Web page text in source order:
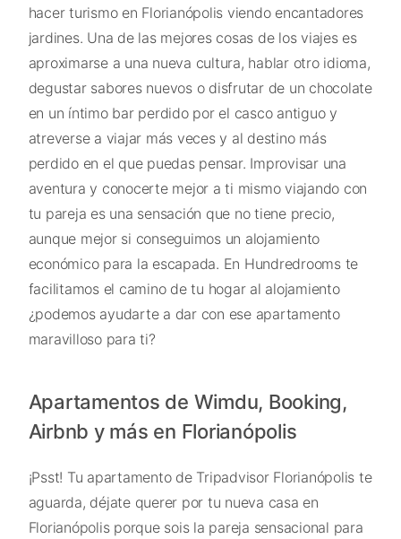
hacer turismo en Florianópolis viendo encantadores
jardines. Una de las mejores cosas de los viajes es
aproximarse a una nueva cultura, hablar otro idioma,
degustar sabores nuevos o disfrutar de un chocolate
en un íntimo bar perdido por el casco antiguo y
atreverse a viajar más veces y al destino más
perdido en el que puedas pensar. Improvisar una
aventura y conocerte mejor a ti mismo viajando con
tu pareja es una sensación que no tiene precio,
aunque mejor si conseguimos un alojamiento
económico para la escapada. En Hundredrooms te
facilitamos el camino de tu hogar al alojamiento
¿podemos ayudarte a dar con ese apartamento
maravilloso para ti?
Apartamentos de Wimdu, Booking,
Airbnb y más en Florianópolis
¡Psst! Tu apartamento de Tripadvisor Florianópolis te
aguarda, déjate querer por tu nueva casa en
Florianópolis porque sois la pareja sensacional para